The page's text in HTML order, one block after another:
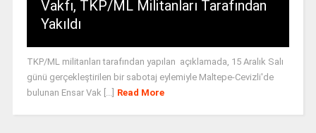
Vakfı, TKP/ML Militanları Tarafından
Yakıldı
TKP/ML militanları tarafından yapılan açıklamada, 15 Aralık Salı
günü gerçekleştirilen bir sabotaj eylemiyle Maltepe-Cevizli'de
bulunan Ensar Vak [...]
Read More